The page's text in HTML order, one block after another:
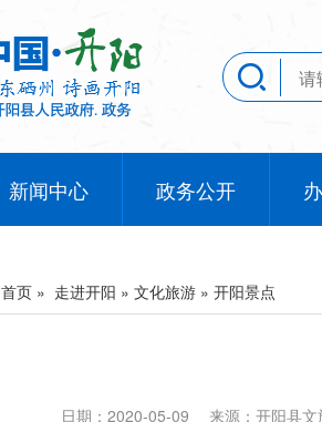
新闻中心 政务公开
首页 » 走进开阳 » 文化旅游 » 开阳景点
日期：2020-05-09 来源：开阳县